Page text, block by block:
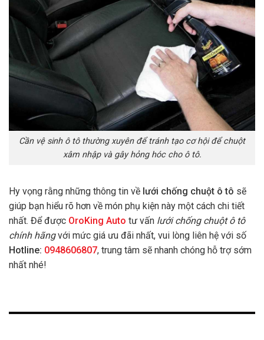
Cần vệ sinh ô tô thường xuyên để tránh tạo cơ hội để chuột
xâm nhập và gây hỏng hóc cho ô tô.
Hy vọng rằng những thông tin về lưới chống chuột ô tô sẽ
giúp bạn hiểu rõ hơn về món phụ kiện này một cách chi tiết
nhất. Để được OroKing Auto tư vấn lưới chống chuột ô tô
chính hãngvới mức giá ưu đãi nhất, vui lòng liên hệ với số
Hotline: 0948606807, trung tâm sẽ nhanh chóng hỗ trợ sớm
nhất nhé!